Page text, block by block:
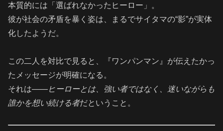
本質的には「選ばれなかったヒーロー」。
彼が社会の矛盾を暴く姿は、まるでサイタマの“影”が実体
化したようだ。
この二人を対比で見ると、『ワンパンマン』が伝えたかっ
たメッセージが明確になる。
それは――ヒーローとは、強い者ではなく、迷いながらも
誰かを想い続ける者だということ。